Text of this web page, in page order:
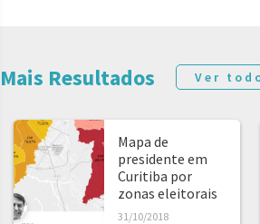
Mais Resultados Ver
Mapa de
presidente em
Curitiba por
zonas eleitorais
31/10/2018